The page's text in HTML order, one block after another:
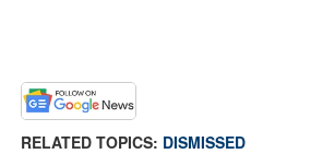
RELATED TOPICS: DISMISSED